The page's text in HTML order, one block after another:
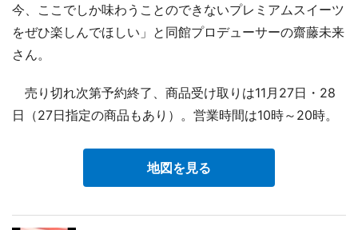
今、ここでしか味わうことのできないプレミアムスイーツ
をぜひ楽しんでほしい」と同館プロデューサーの齋藤未来
さん。
売り切れ次第予約終了、商品受け取りは11月27日・28
日（27日指定の商品もあり）。営業時間は10時～20時。
地図を見る